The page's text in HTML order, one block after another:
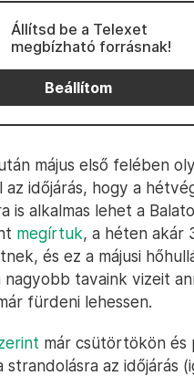
Állítsd be a Telexet
megbízható forrásnak!
Beállítom
május első felében
az időjárás, hogy a
is alkalmas lehet a
megírtuk, a héten akár
és ez a májusi
tavaink vizeit
fürdeni lehessen.
már csütörtökön és
strandolásra az időjárás